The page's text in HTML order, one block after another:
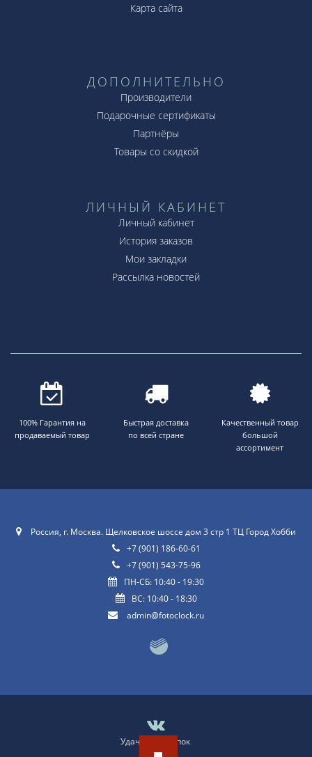
Карта сайта
ДОПОЛНИТЕЛЬНО
Производители
Подарочные сертификаты
Партнёры
Товары со скидкой
ЛИЧНЫЙ КАБИНЕТ
Личный кабинет
История заказов
Мои закладки
Рассылка новостей
100% Гарантия на
продаваемый товар
Быстрая доставка
по всей стране
Качественный товар
большой
ассортимент
Россия, г. Москва. Щелковское шоссе дом 3 стр 1 ТЦ Город Хобби
+7 (901) 186-60-61
+7 (901) 543-75-96
ПН-СБ: 10:40 - 19:30
ВС: 10:40 - 18:30
admin@fotoclock.ru
Удачных покупок.